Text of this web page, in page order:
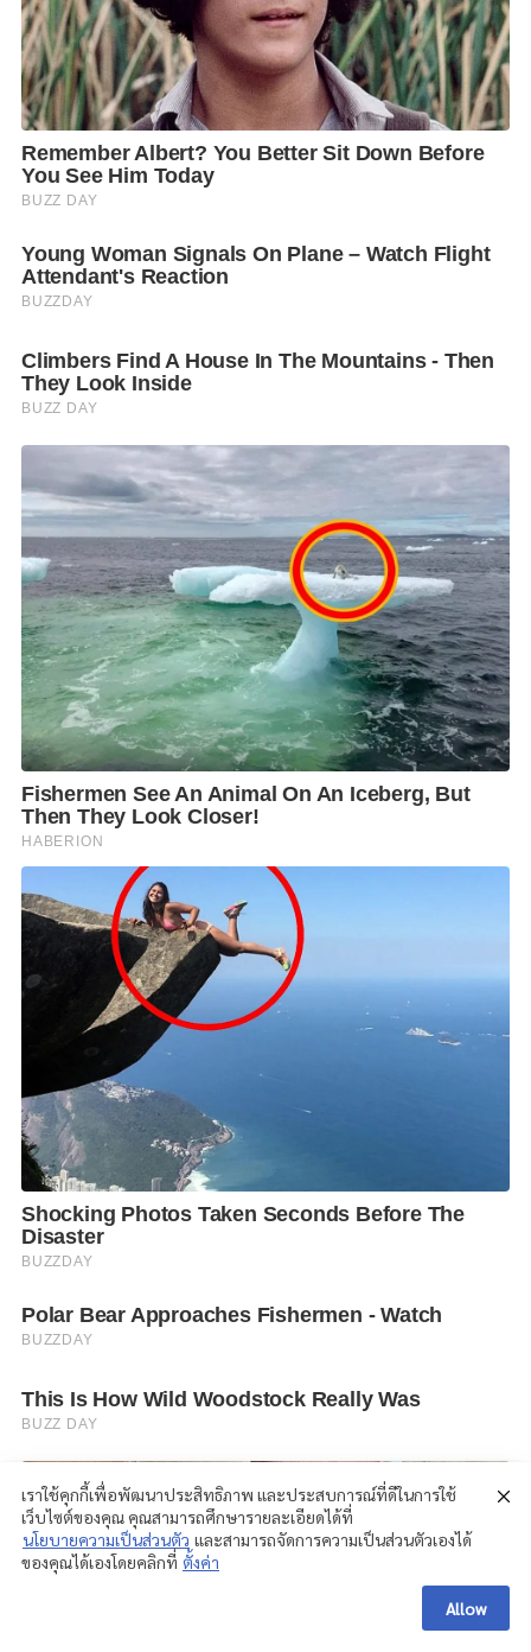
เราใช้คุกกี้เพื่อพัฒนาประสิทธิภาพ และประสบการณ์ที่ดีในการใช้
เว็บไซต์ของคุณ คุณสามารถศึกษารายละเอียดได้ที่
นโยบายความเป็นส่วนตัว และสามารถจัดการความเป็นส่วนตัวเองได้
ของคุณได้เองโดยคลิกที่ ตั้งค่า
Allow